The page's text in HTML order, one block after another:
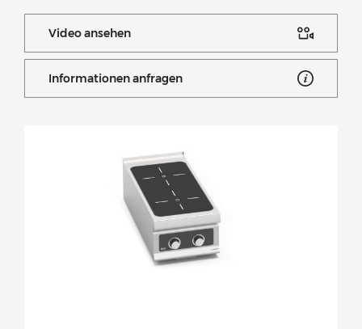
Video ansehen
Informationen anfragen